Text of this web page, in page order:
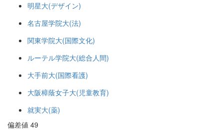
明星大(デザイン)
名古屋学院大(法)
関東学院大(国際文化)
ルーテル学院大(総合人間)
大手前大(国際看護)
大阪樟蔭女子大(児童教育)
就実大(薬)
偏差値 49